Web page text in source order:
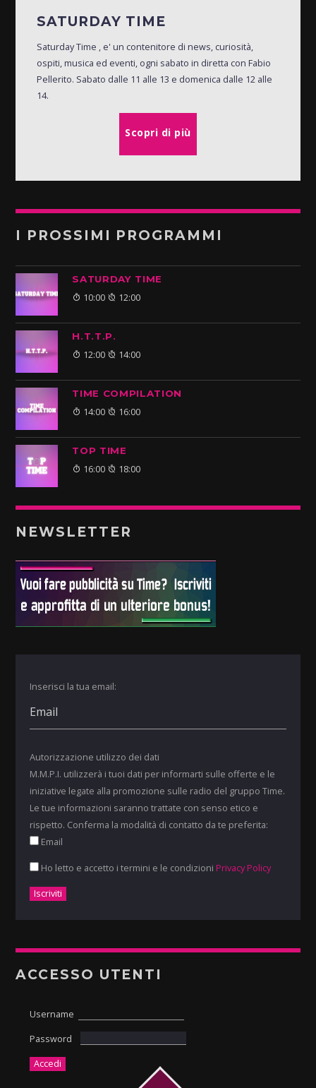
SATURDAY TIME
Saturday Time , e' un contenitore di news, curiosità,
ospiti, musica ed eventi, ogni sabato in diretta con Fabio
Pellerito. Sabato dalle 11 alle 13 e domenica dalle 12 alle
14.
Scopri di più
I PROSSIMI PROGRAMMI
SATURDAY TIME
10:00 12:00
H.T.T.P.
12:00 14:00
TIME COMPILATION
14:00 16:00
TOP TIME
16:00 18:00
NEWSLETTER
Inserisci la tua email:
Autorizzazione utilizzo dei dati
M.M.P.I. utilizzerà i tuoi dati per informarti sulle offerte e le
iniziative legate alla promozione sulle radio del gruppo Time.
Le tue informazioni saranno trattate con senso etico e
rispetto. Conferma la modalità di contatto da te preferita:
Email
Ho letto e accetto i termini e le condizioni Privacy Policy
ACCESSO UTENTI
Username
Password